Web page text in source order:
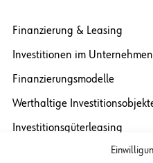
Finanzierung & Leasing
Investitionen im Unternehmen
Finanzierungsmodelle
Werthaltige
Investitionsgüterleasing